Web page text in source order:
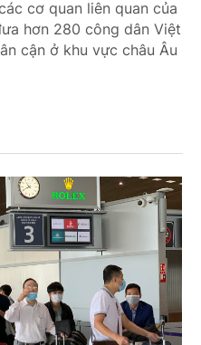
cơ quan liên quan của
hơn 280 công dân Việt
cận ở khu vực châu Âu